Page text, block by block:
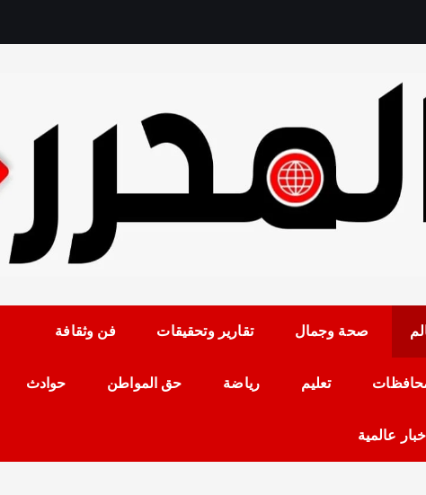
رمضان حلمي رئيس
صحة وجمال تقارير وتحقيقات فن وثقافة
تعليم رياضة حق المواطن حوادث
اخبار عالمية